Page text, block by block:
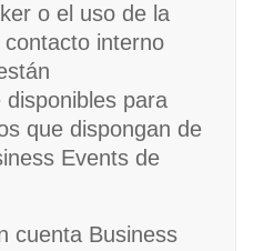
o el uso de la
interno
para
que dispongan de
Events de
cuenta Business